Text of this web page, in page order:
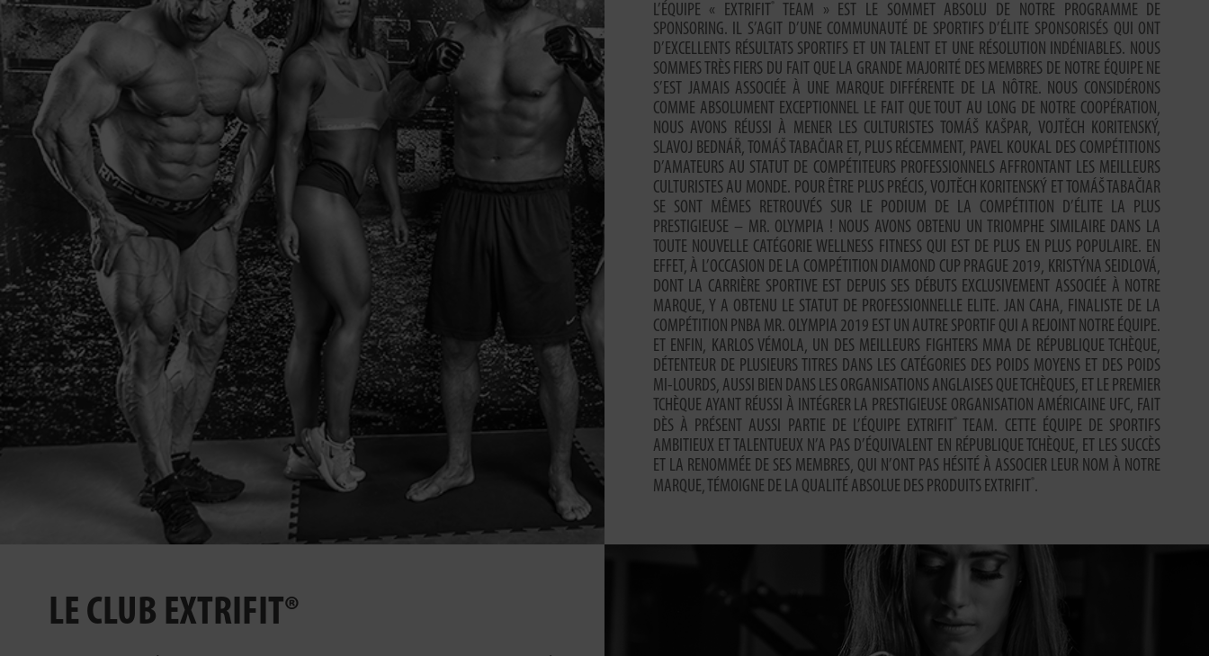
L’ÉQUIPE « EXTRIFIT
TEAM » EST LE SOMMET ABSOLU DE NOTRE PROGRAMME DE
SPONSORING. IL S’AGIT D’UNE COMMUNAUTÉ DE SPORTIFS D’ÉLITE SPONSORISÉS QUI ONT
D’EXCELLENTS RÉSULTATS SPORTIFS ET UN TALENT ET UNE RÉSOLUTION INDÉNIABLES. NOUS
SOMMES TRÈS FIERS DU FAIT QUE LA GRANDE MAJORITÉ DES MEMBRES DE NOTRE ÉQUIPE NE
S’EST JAMAIS ASSOCIÉE À UNE MARQUE DIFFÉRENTE DE LA NÔTRE. NOUS CONSIDÉRONS
COMME ABSOLUMENT EXCEPTIONNEL LE FAIT QUE TOUT AU LONG DE NOTRE COOPÉRATION,
NOUS AVONS RÉUSSI À MENER LES CULTURISTES TOMÁŠ KAŠPAR, VOJTĚCH KORITENSKÝ,
SLAVOJ BEDNÁŘ, TOMÁŠ TABAČIAR ET, PLUS RÉCEMMENT, PAVEL KOUKAL DES COMPÉTITIONS
D’AMATEURS AU STATUT DE COMPÉTITEURS PROFESSIONNELS AFFRONTANT LES MEILLEURS
CULTURISTES AU MONDE. POUR ÊTRE PLUS PRÉCIS, VOJTĚCH KORITENSKÝ ET TOMÁŠ TABAČIAR
SE SONT MÊMES RETROUVÉS SUR LE PODIUM DE LA COMPÉTITION D’ÉLITE LA PLUS
PRESTIGIEUSE – MR. OLYMPIA ! NOUS AVONS OBTENU UN TRIOMPHE SIMILAIRE DANS LA
TOUTE NOUVELLE CATÉGORIE WELLNESS FITNESS QUI EST DE PLUS EN PLUS POPULAIRE. EN
EFFET, À L’OCCASION DE LA COMPÉTITION DIAMOND CUP PRAGUE 2019, KRISTÝNA SEIDLOVÁ,
DONT LA CARRIÈRE SPORTIVE EST DEPUIS SES DÉBUTS EXCLUSIVEMENT ASSOCIÉE À NOTRE
MARQUE, Y A OBTENU LE STATUT DE PROFESSIONNELLE ELITE. JAN CAHA, FINALISTE DE LA
COMPÉTITION PNBA MR. OLYMPIA 2019 EST UN AUTRE SPORTIF QUI A REJOINT NOTRE ÉQUIPE.
ET ENFIN, KARLOS VÉMOLA, UN DES MEILLEURS FIGHTERS MMA DE RÉPUBLIQUE TCHÈQUE,
DÉTENTEUR DE PLUSIEURS TITRES DANS LES CATÉGORIES DES POIDS MOYENS ET DES POIDS
MI-LOURDS, AUSSI BIEN DANS LES ORGANISATIONS ANGLAISES QUE TCHÈQUES, ET LE PREMIER
TCHÈQUE AYANT RÉUSSI À INTÉGRER LA PRESTIGIEUSE ORGANISATION AMÉRICAINE UFC, FAIT
DÈS À PRÉSENT AUSSI PARTIE DE L’ÉQUIPE EXTRIFIT
® TEAM. CETTE ÉQUIPE DE SPORTIFS
AMBITIEUX ET TALENTUEUX N’A PAS D’ÉQUIVALENT EN RÉPUBLIQUE TCHÈQUE, ET LES SUCCÈS
ET LA RENOMMÉE DE SES MEMBRES, QUI N’ONT PAS HÉSITÉ À ASSOCIER LEUR NOM À NOTRE
MARQUE, TÉMOIGNE DE LA QUALITÉ ABSOLUE DES PRODUITS EXTRIFIT
® .
LE CLUB EXTRIFIT®